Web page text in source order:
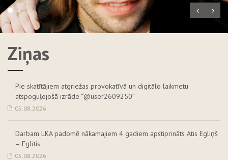
Ziņas
Pie skatītājiem atgriežas provokatīvā un digitālo laikmetu
atspoguļojošā izrāde “@user2609250”
05.08.2026
Darbam LKA padomē nākamajiem 4 gadiem apstiprināts Atis Egliņš
– Eglītis
05.08.2026